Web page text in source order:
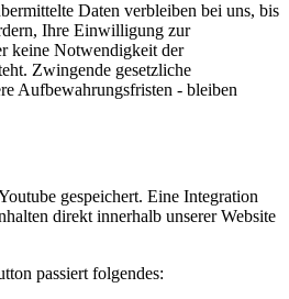
Daten verbleiben bei uns, bis
Ihre Einwilligung zur
keine Notwendigkeit der
Zwingende gesetzliche
Aufbewahrungsfristen - bleiben
gespeichert. Eine Integration
direkt innerhalb unserer Website
passiert folgendes: